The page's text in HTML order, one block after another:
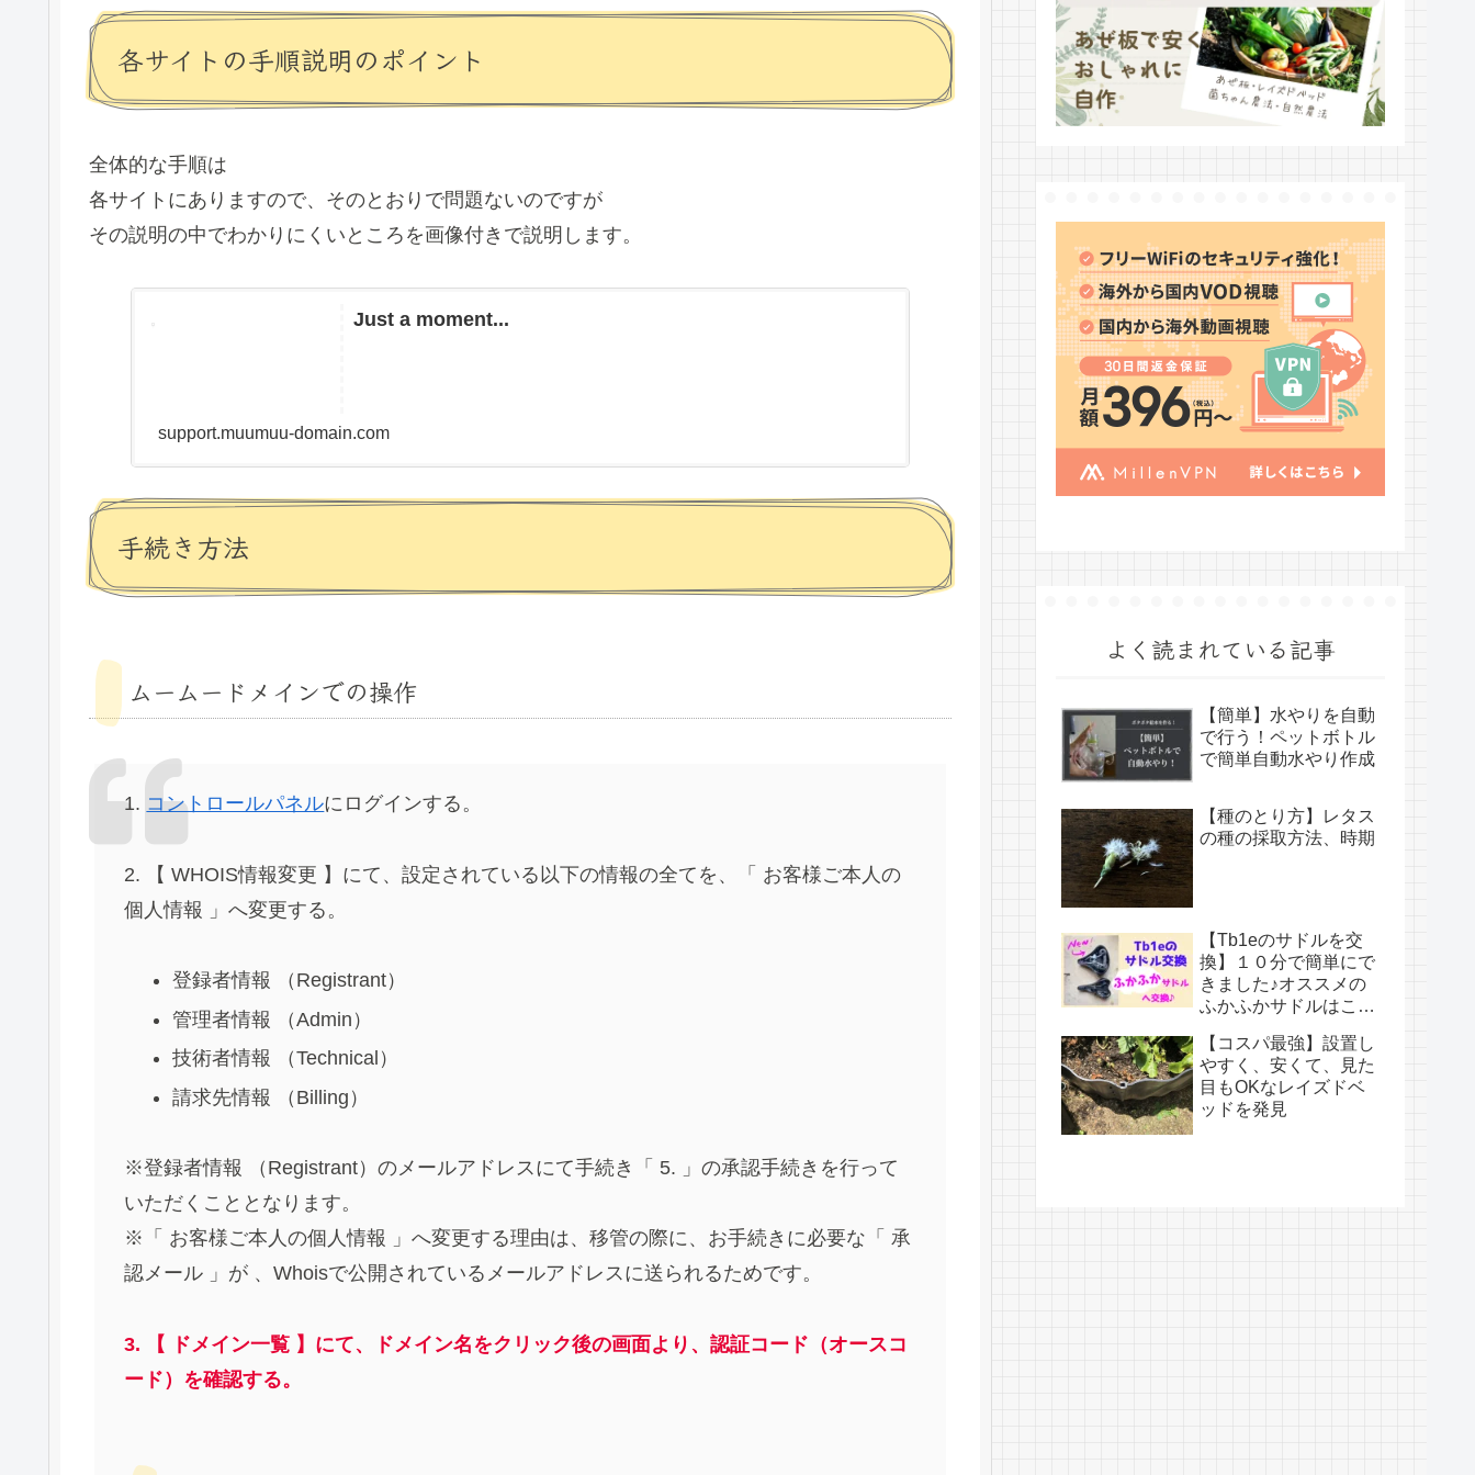
各サイトの手順説明のポイント
全体的な手順は
各サイトにありますので、そのとおりで問題ないのですが
その説明の中でわかりにくいところを画像付きで説明します。
Just a moment...
support.muumuu-domain.com
手続き方法
ムームードメインでの操作
1. コントロールパネルにログインする。
2. 【 WHOIS情報変更 】にて、設定されている以下の情報の全てを、「 お客様ご本人の
個人情報 」へ変更する。
登録者情報 （Registrant）
管理者情報 （Admin）
技術者情報 （Technical）
請求先情報 （Billing）
※登録者情報 （Registrant）のメールアドレスにて手続き「 5. 」の承認手続きを行って
いただくこととなります。
※「 お客様ご本人の個人情報 」へ変更する理由は、移管の際に、お手続きに必要な「 承
認メール 」が 、Whoisで公開されているメールアドレスに送られるためです。
3. 【 ドメイン一覧 】にて、ドメイン名をクリック後の画面より、認証コード（オースコ
ード）を確認する。
よく読まれている記事
【簡単】水やりを自動
で行う！ペットボトル
で簡単自動水やり作成
【種のとり方】レタス
の種の採取方法、時期
【Tb1eのサドルを交
換】１０分で簡単にで
きました♪オススメの
ふかふかサドルはこち
【コスパ最強】設置し
やすく、安くて、見た
目もOKなレイズドベ
ッドを発見